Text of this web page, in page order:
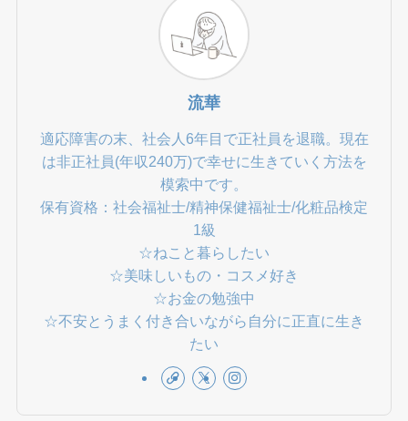
流華
適応障害の末、社会人6年目で正社員を退職。現在
は非正社員(年収240万)で幸せに生きていく方法を
模索中です。
保有資格：社会福祉士/精神保健福祉士/化粧品検定
1級
☆ねこと暮らしたい
☆美味しいもの・コスメ好き
☆お金の勉強中
☆不安とうまく付き合いながら自分に正直に生き
たい